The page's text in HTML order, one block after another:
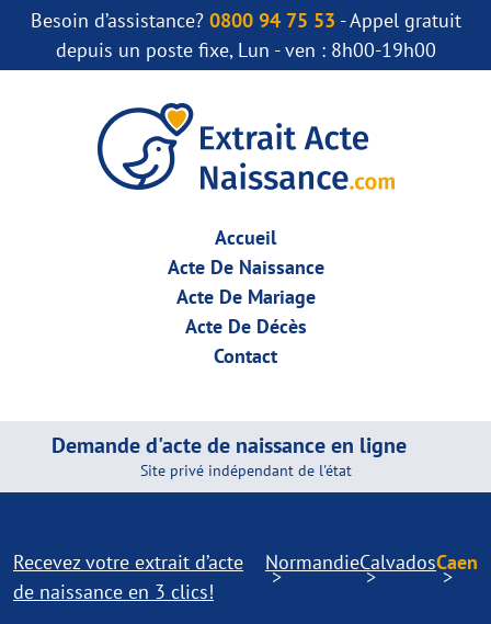
Besoin d’assistance? 0800 94 75 53 - Appel gratuit
depuis un poste fixe, Lun - ven : 8h00-19h00
Accueil
Acte De Naissance
Acte De Mariage
Acte De Décès
Contact
Demande d'acte de naissance en ligne
Site privé indépendant de l'état
Recevez votre extrait d’acte
de naissance en 3 clics!
NormandieCalvadosCaen